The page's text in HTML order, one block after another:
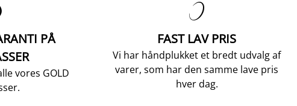
PÅ
vores GOLD

FAST LAV PRIS
Vi har håndplukket et bredt udvalg af
varer, som har den samme lave pris
hver dag.